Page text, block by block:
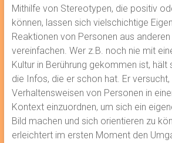
Mithilfe von Stereotypen, die positiv
können, lassen sich vielschichtige
Reaktionen von Personen aus
vereinfachen. Wer z.B. noch nie mit
Kultur in Berührung gekommen ist, hält
die Infos, die er schon hat. Er
Verhaltensweisen von Personen in
Kontext einzuordnen, um sich ein
Bild machen und sich orientieren zu
erleichtert im ersten Moment den